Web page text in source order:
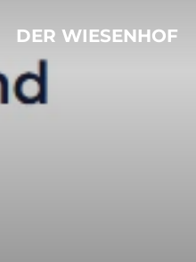
Inhalt
springen
DER WIESENHOF